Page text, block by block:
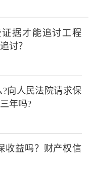
据才能追讨工程
讨？
向人民法院请求保
年吗?
收益吗？财产权信